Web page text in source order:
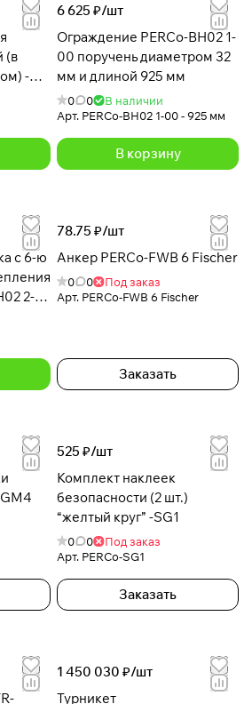
(в
-
6 625 ₽/шт
Ограждение PERCo-BH02 1-
00 поручень диаметром 32
мм и длиной 925 мм
0 0
В наличии
Арт. PERCo-BH02 1-00 - 925 мм
В корзину
с 6-ю
2-
78.75 ₽/шт
Анкер PERCo-FWB 6 Fischer
0 0
Под заказ
Арт. PERCo-FWB 6 Fischer
Заказать
525 ₽/шт
Комплект наклеек
безопасности (2 шт.)
“желтый круг” -SG1
0 0
Под заказ
Арт. PERCo-SG1
Заказать
1 450 030 ₽/шт
Турникет